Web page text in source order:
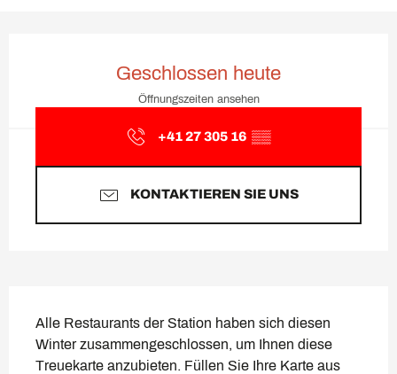
Geschlossen heute
Öffnungszeiten ansehen
+41 27 305 16 ▒▒
KONTAKTIEREN SIE UNS
Alle Restaurants der Station haben sich diesen
Winter zusammengeschlossen, um Ihnen diese
Treuekarte anzubieten. Füllen Sie Ihre Karte aus